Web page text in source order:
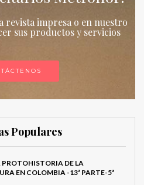
revista impresa o en nuestro
sus productos y servicios
Populares
DE LA
EN COLOMBIA -13ª PARTE-5ª